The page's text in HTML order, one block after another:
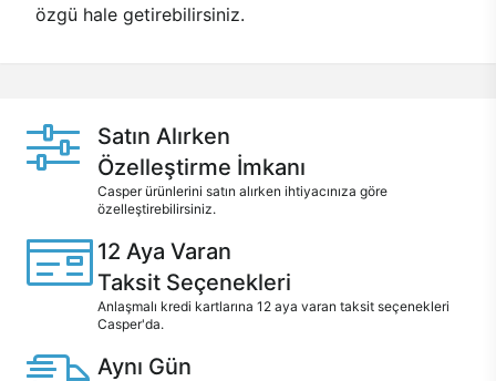
özgü hale getirebilirsiniz.
Satın Alırken
Özelleştirme İmkanı
Casper ürünlerini satın alırken ihtiyacınıza göre
özelleştirebilirsiniz.
12 Aya Varan
Taksit Seçenekleri
Anlaşmalı kredi kartlarına 12 aya varan taksit seçenekleri
Casper'da.
Aynı Gün